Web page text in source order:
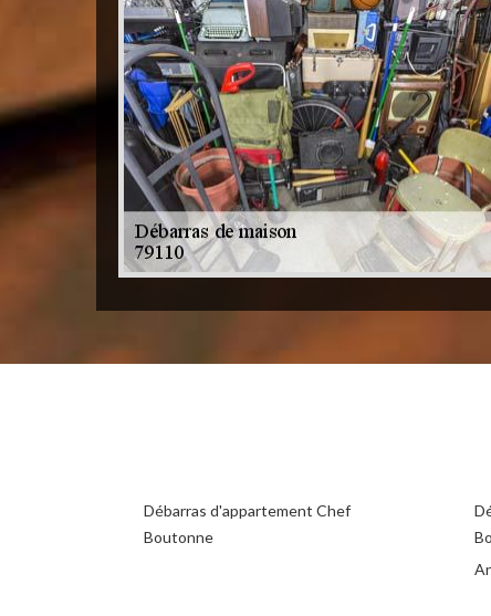
Débarras d'appartement Chef
Boutonne